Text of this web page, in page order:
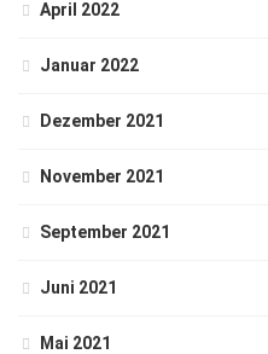
April 2022
Januar 2022
Dezember 2021
November 2021
September 2021
Juni 2021
Mai 2021